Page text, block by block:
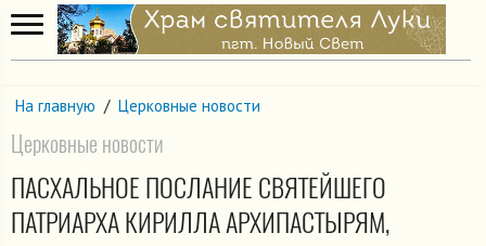
На главную / Церковные новости
Церковные новости
ПАСХАЛЬНОЕ ПОСЛАНИЕ СВЯТЕЙШЕГО
ПАТРИАРХА КИРИЛЛА АРХИПАСТЫРЯМ,